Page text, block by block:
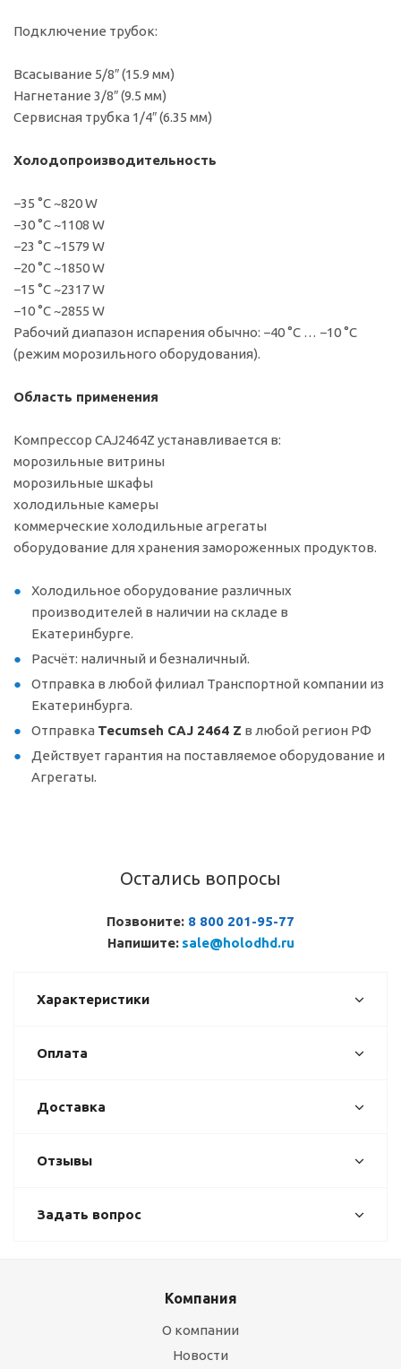
Подключение трубок:
Всасывание 5/8″ (15.9 мм)
Нагнетание 3/8″ (9.5 мм)
Сервисная трубка 1/4″ (6.35 мм)
Холодопроизводительность
−35 °C ~820 W
−30 °C ~1108 W
−23 °C ~1579 W
−20 °C ~1850 W
−15 °C ~2317 W
−10 °C ~2855 W
Рабочий диапазон испарения обычно: −40 °C … −10 °C
(режим морозильного оборудования).
Область применения
Компрессор CAJ2464Z устанавливается в:
морозильные витрины
морозильные шкафы
холодильные камеры
коммерческие холодильные агрегаты
оборудование для хранения замороженных продуктов.
Холодильное оборудование различных
производителей в наличии на складе в
Екатеринбурге.
Расчёт: наличный и безналичный.
Отправка в любой филиал Транспортной компании из
Екатеринбурга.
Отправка Tecumseh CAJ 2464 Z в любой регион РФ
Действует гарантия на поставляемое оборудование и
Агрегаты.
Остались вопросы
Позвоните: 8 800 201-95-77
Напишите: sale@holodhd.ru
Характеристики
Оплата
Доставка
Отзывы
Задать вопрос
Компания
О компании
Новости